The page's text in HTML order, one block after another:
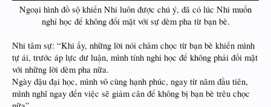
Ngoại hình đồ sộ khiến Nhi luôn được chú ý, đã có lúc Nhi muốn
nghỉ học để không đối mặt với sự dèm pha từ bạn bè.​
Nhi tâm sự: “Khi ấy, những lời nói châm chọc từ bạn bè khiến mình
tự ái, trước áp lực dư luận, mình tính nghỉ học để không phải đối mặt
với những lời dèm pha nữa.
Ngày đậu đại học, mình vô cùng hạnh phúc, ngay từ năm đầu tiên,
mình nghĩ ngay đến việc sẽ giảm cân để không bị bạn bè trêu chọc